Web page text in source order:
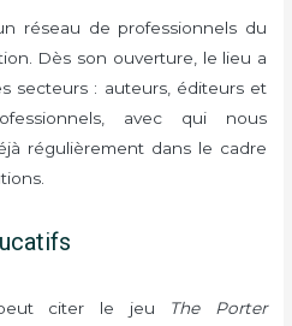
réseau de professionnels du
Dès son ouverture, le lieu a
secteurs : auteurs, éditeurs et
avec qui nous
régulièrement dans le cadre
citer le jeu
The Porter